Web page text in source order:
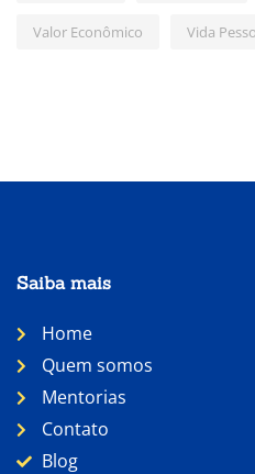
Valor Econômico Vida
Saiba mais
Home
Quem somos
Mentorias
Contato
Blog